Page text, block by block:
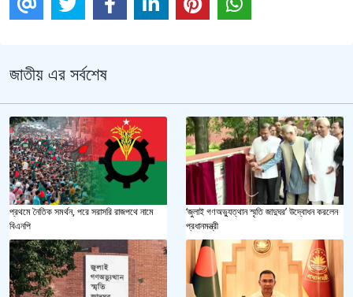
জাতীয় এর সর্বশেষ
প্রথমে নৈতিক সমর্থন, পরে সরাসরি রাজপথে নামে
বিএনপি
‘জুলাই গণঅভ্যুত্থান স্মৃতি জাদুঘর’ উদ্বোধন করলেন
প্রধানমন্ত্রী